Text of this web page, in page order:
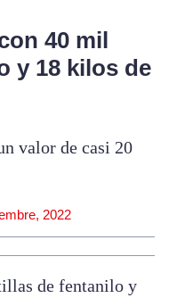
40 mil
y 18 kilos de
valor de casi 20
2022
de fentanilo y